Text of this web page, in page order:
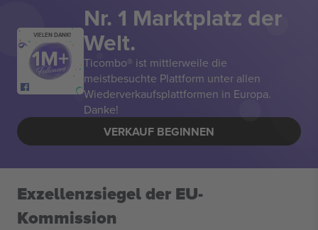
VIELEN DANK!
Nr. 1 Marktplatz der
Welt.
Ticombo® ist mittlerweile die
meistbesuchte Plattform unter allen
Wiederverkaufsplattformen in Europa.
Danke!
VERKAUF BEGINNEN
Exzellenzsiegel der EU-
Kommission